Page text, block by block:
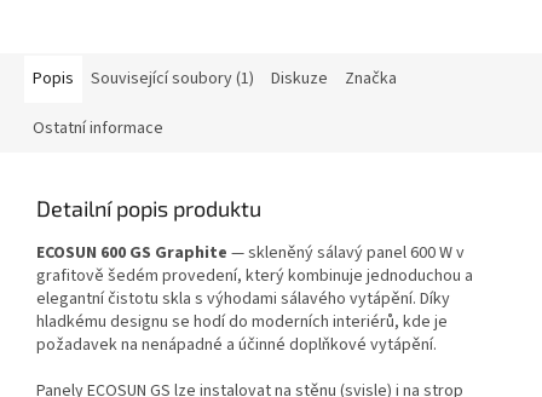
Popis Související soubory (1) Diskuze Značka
Ostatní informace
Detailní popis produktu
ECOSUN 600 GS Graphite — skleněný sálavý panel 600 W v
grafitově šedém provedení, který kombinuje jednoduchou a
elegantní čistotu skla s výhodami sálavého vytápění. Díky
hladkému designu se hodí do moderních interiérů, kde je
požadavek na nenápadné a účinné doplňkové vytápění.
Panely ECOSUN GS lze instalovat na stěnu (svisle) i na strop